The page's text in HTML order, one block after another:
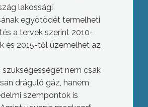
lakossági
egyötödét termelheti
a tervek szerint 2010-
és 2015-től üzemelhet az
szükségességét nem csak
dráguló gáz, hanem
szempontok is